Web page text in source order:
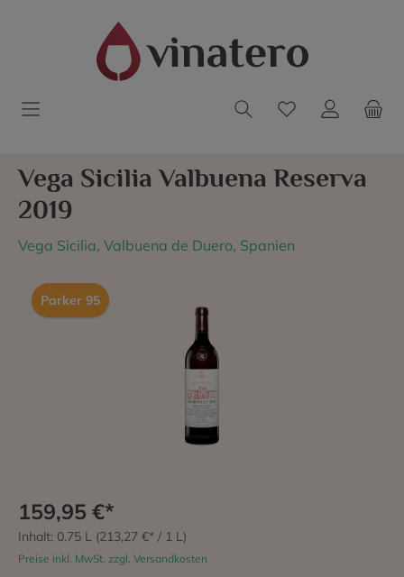
Vega Sicilia Valbuena Reserva
2019
Vega Sicilia, Valbuena de Duero, Spanien
Parker 95
159,95 €*
Inhalt: 0.75 L (213,27 €* / 1 L)
Preise inkl. MwSt. zzgl. Versandkosten